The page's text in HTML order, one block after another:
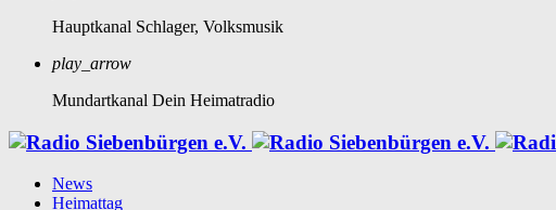
Hauptkanal Schlager, Volksmusik
play_arrow
Mundartkanal Dein Heimatradio
News
Heimattag